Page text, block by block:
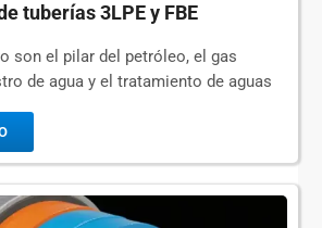
tuberías 3LPE y FBE
son el pilar del petróleo, el gas
de agua y el tratamiento de aguas
químicas y...